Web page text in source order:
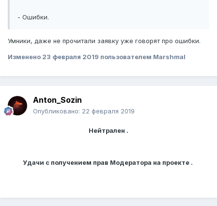
- Ошибки.
Умники, даже не прочитали заявку уже говорят про ошибки.
Изменено 23 февраля 2019 пользователем Marshmal
Anton_Sozin
Опубликовано: 22 февраля 2019
Нейтрален .
Удачи с получением прав Модератора на проекте .